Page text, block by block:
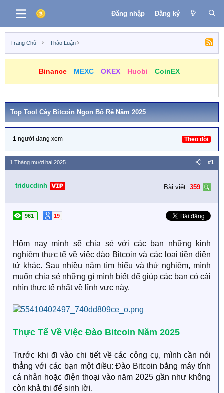
Đăng nhập Đăng ký
Trang Chủ Thảo Luận
Binance MEXC OKEX Huobi CoinEX
Top Tool Cày Bitcoin Ngon Bổ Rẻ Năm 2025
1 người đang xem Theo dõi
1 Tháng mười hai 2025 #1
triducdinh Bài viết: 359
961 19
Hôm nay mình sẽ chia sẻ với các bạn những kinh
nghiệm thực tế về việc đào Bitcoin và các loại tiền điện
tử khác. Sau nhiều năm tìm hiểu và thử nghiệm, mình
muốn chia sẻ những gì mình biết để giúp các bạn có cái
nhìn thực tế nhất về lĩnh vực này.
Thực Tế Về Việc Đào Bitcoin Năm 2025​
Trước khi đi vào chi tiết về các công cụ, mình cần nói
thẳng với các bạn một điều: Đào Bitcoin bằng máy tính
cá nhân hoặc điện thoại vào năm 2025 gần như không
còn khả thi để sinh lời.